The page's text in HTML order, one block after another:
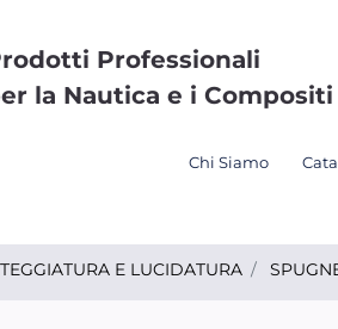
Professionali
la Nautica e i Compositi
Chi Siamo
E LUCIDATURA